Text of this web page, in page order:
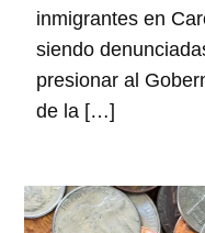
inmigrantes en
siendo
presionar al
de la […]